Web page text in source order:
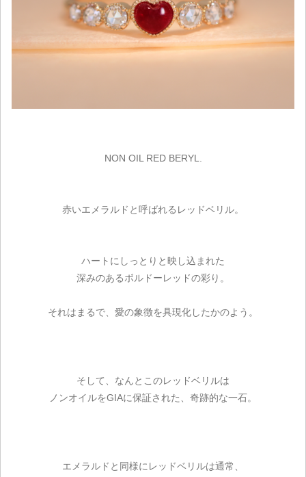
NON OIL RED BERYL.
赤いエメラルドと呼ばれるレッドベリル。
ハートにしっとりと映し込まれた
深みのあるボルドーレッドの彩り。
それはまるで、愛の象徴を具現化したかのよう。
そして、なんとこのレッドベリルは
ノンオイルをGIAに保証された、奇跡的な一石。
エメラルドと同様にレッドベリルは通常、